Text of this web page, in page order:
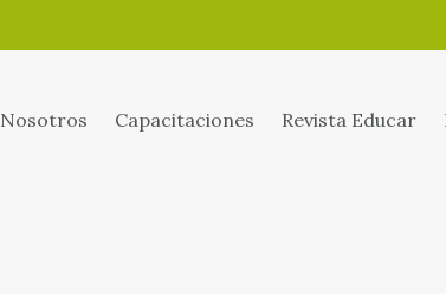
Nosotros Capacitaciones Revista Educar